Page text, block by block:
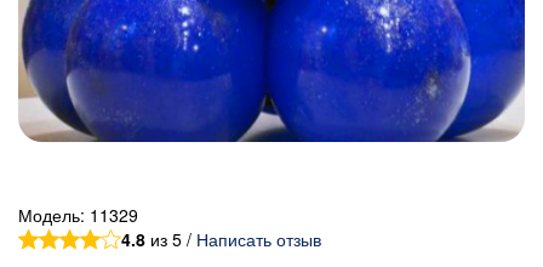
Модель: 11329
4.8 из 5 / Написать отзыв